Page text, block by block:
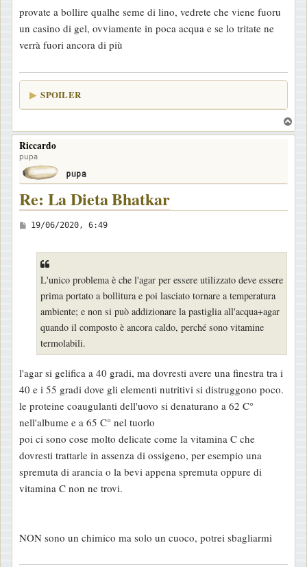
s
s
a
g
i
provate a bollire qualhe seme di lino, vedrete che viene fuoru
un casino di gel, ovviamente in poca acqua e se lo tritate ne
verrà fuori ancora di più
SPOILER
o
Riccardo
pupa
Re: La Dieta Bhatkar
M
19/06/2020, 6:49
L'unico problema è che l'agar per essere utilizzato deve essere
prima portato a bollitura e poi lasciato tornare a temperatura
ambiente; e non si può addizionare la pastiglia all'acqua+agar
quando il composto è ancora caldo, perché sono vitamine
termolabili.
l'agar si gelifica a 40 gradi, ma dovresti avere una finestra tra i
40 e i 55 gradi dove gli elementi nutritivi si distruggono poco.
le proteine coaugulanti dell'uovo si denaturano a 62 C°
nell'albume e a 65 C° nel tuorlo
poi ci sono cose molto delicate come la vitamina C che
dovresti trattarle in assenza di ossigeno, per esempio una
spremuta di arancia o la bevi appena spremuta oppure di
vitamina C non ne trovi.
NON sono un chimico ma solo un cuoco, potrei sbagliarmi